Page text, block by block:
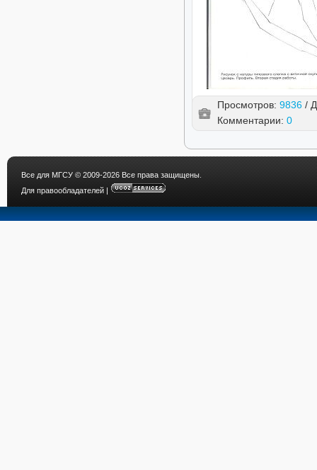
Просмотров: 9836 /
Комментарии: 0
Все для МГСУ© 2009-2026 Все права защищены.
Для правообладателей|